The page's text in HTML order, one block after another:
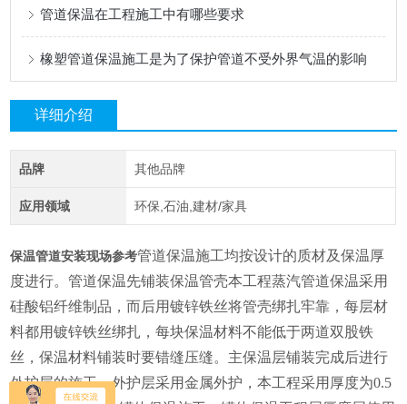
管道保温在工程施工中有哪些要求
橡塑管道保温施工是为了保护管道不受外界气温的影响
详细介绍
品牌 其他品牌
应用领域 环保,石油,建材/家具
保温管道安装现场参考管道保温施工均按设计的质材及保温厚
度进行。管道保温先铺装保温管壳本工程蒸汽管道保温采用
硅酸铝纤维制品，而后用镀锌铁丝将管壳绑扎牢靠，每层材
料都用镀锌铁丝绑扎，每块保温材料不能低于两道双股铁
丝，保温材料铺装时要错缝压缝。主保温层铺装完成后进行
外护层的施工，外护层采用金属外护，本工程采用厚度为0.5